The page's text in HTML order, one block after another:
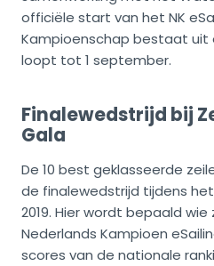
officiële start van het NK
Kampioenschap bestaat uit
loopt tot 1 september.
Finalewedstrijd bij
Gala
De 10 best geklasseerde
de finalewedstrijd tijdens
2019. Hier wordt bepaald
Nederlands Kampioen
scores van de nationale